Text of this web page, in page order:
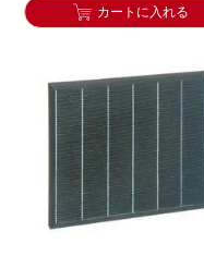
カートに入れる